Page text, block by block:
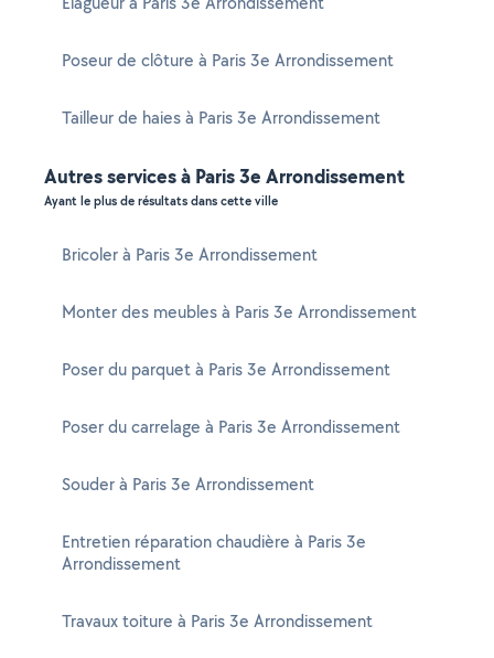
Poseur de clôture à Paris 3e Arrondissement
Tailleur de haies à Paris 3e Arrondissement
Autres services à Paris 3e Arrondissement
Ayant le plus de résultats dans cette ville
Bricoler à Paris 3e Arrondissement
Monter des meubles à Paris 3e Arrondissement
Poser du parquet à Paris 3e Arrondissement
Poser du carrelage à Paris 3e Arrondissement
Souder à Paris 3e Arrondissement
Entretien réparation chaudière à Paris 3e
Arrondissement
Travaux toiture à Paris 3e Arrondissement